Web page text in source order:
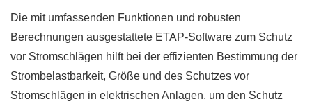
Die mit umfassenden Funktionen und robusten
Berechnungen ausgestattete ETAP-Software zum Schutz
vor Stromschlägen hilft bei der effizienten Bestimmung der
Strombelastbarkeit, Größe und des Schutzes vor
Stromschlägen in elektrischen Anlagen, um den Schutz